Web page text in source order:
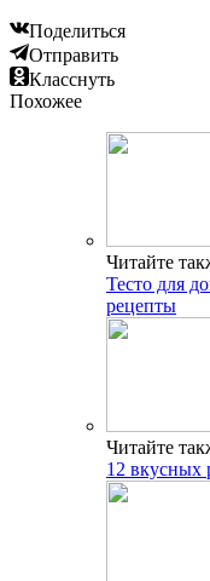
Поделиться
Отправить
Класснуть
Похожее
Читайте
Тесто для
рецепты
Читайте
12 вкусных